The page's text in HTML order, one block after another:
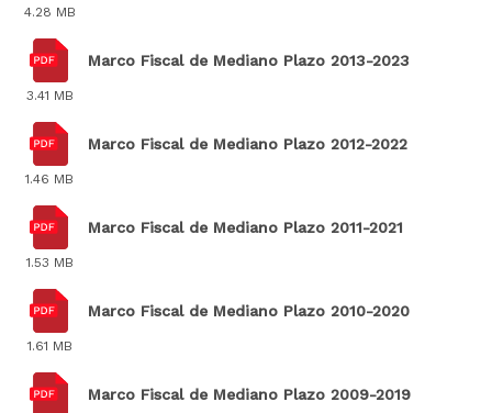
4.28 MB
3.41 MB
Marco Fiscal de Mediano Plazo 2013-2023
1.46 MB
Marco Fiscal de Mediano Plazo 2012-2022
1.53 MB
Marco Fiscal de Mediano Plazo 2011-2021
1.61 MB
Marco Fiscal de Mediano Plazo 2010-2020
Marco Fiscal de Mediano Plazo 2009-2019